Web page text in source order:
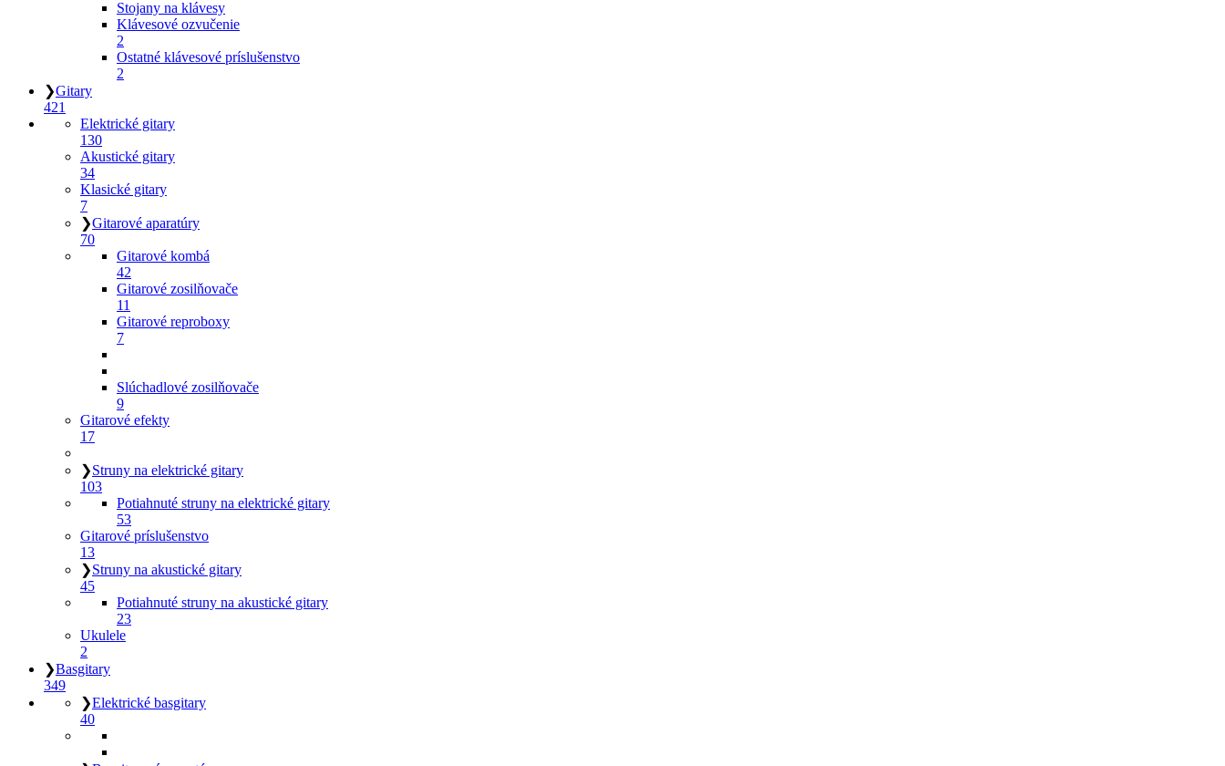
Stojany na klávesy
Klávesové ozvučenie
2
Ostatné klávesové príslušenstvo
2
❯Gitary
421
Elektrické gitary
130
Akustické gitary
34
Klasické gitary
7
❯Gitarové aparatúry
70
Gitarové kombá
42
Gitarové zosilňovače
11
Gitarové reproboxy
7
Slúchadlové zosilňovače
9
Gitarové efekty
17
❯Struny na elektrické gitary
103
Potiahnuté struny na elektrické gitary
53
Gitarové príslušenstvo
13
❯Struny na akustické gitary
45
Potiahnuté struny na akustické gitary
23
Ukulele
2
❯Basgitary
349
❯Elektrické basgitary
40